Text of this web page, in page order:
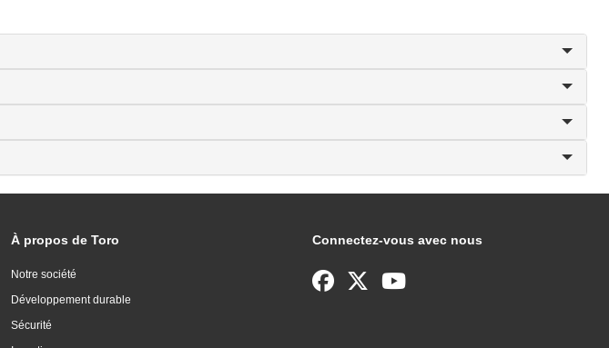
À propos de Toro
Notre société
Développement durable
Sécurité
Connectez-vous avec nous